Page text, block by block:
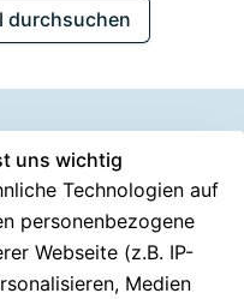
durchsuchen
uns wichtig
Technologien auf
personenbezogene
Webseite (z.B. IP-
Medien
CMK
Versanddie
nstleister
DHL
DPD